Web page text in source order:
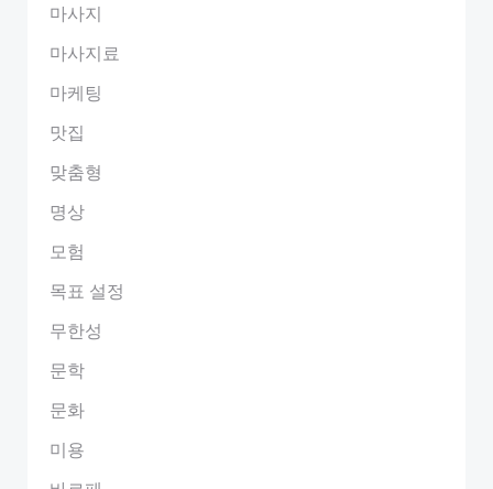
마사지
마사지료
마케팅
맛집
맞춤형
명상
모험
목표 설정
무한성
문학
문화
미용